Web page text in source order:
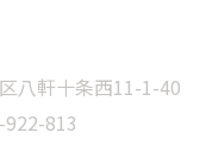
八軒十条西11-1-40
813